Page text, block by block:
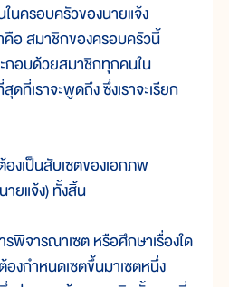
รอบครัวของนายแจ้ง
อ สมาชิกของครอบครัวนี้
กอบด้วยสมาชิกทุกคนใน
ที่เราจะพูดถึง ซึ่งเราจะเรียก
เป็นสับเซตของเอกภพ
ยแจ้ง) ทั้งสิ้น
จารณาเซต หรือศึกษาเรื่องใด
องกำหนดเซตขึ้นมาเซตหนึ่ง